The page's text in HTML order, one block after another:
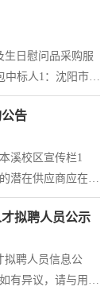
双方签订的合同
：1.满足《中华
生日慰问品采购服
中标人1：沈阳市苏
家屯区迎春街141
，按照元旦、春
（2026年4月）
购慰问品提货券，
告
溪校区宣传栏1
潜在供应商应在
月20日16点00分
项目编号：
购方式：竞争性
元采购需求：
化...
拟聘人员公示
拟聘人员信息公
有异议，请与用人